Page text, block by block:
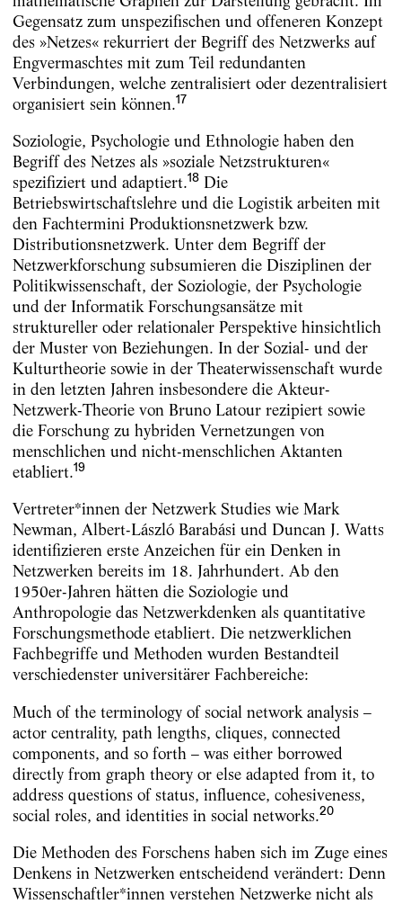
Gegensatz zum unspezifischen und offeneren Konzept
des »Netzes« rekurriert der Begriff des Netzwerks auf
Engvermaschtes mit zum Teil redundanten
Verbindungen, welche zentralisiert oder dezentralisiert
organisiert sein können.17
Soziologie, Psychologie und Ethnologie haben den
Begriff des Netzes als »soziale Netzstrukturen«
spezifiziert und adaptiert.18Die
Betriebswirtschaftslehre und die Logistik arbeiten mit
den Fachtermini Produktionsnetzwerk bzw.
Distributionsnetzwerk. Unter dem Begriff der
Netzwerkforschung subsumieren die Disziplinen der
Politikwissenschaft, der Soziologie, der Psychologie
und der Informatik Forschungsansätze mit
struktureller oder relationaler Perspektive hinsichtlich
der Muster von Beziehungen. In der Sozial- und der
Kulturtheorie sowie in der Theaterwissenschaft wurde
in den letzten Jahren insbesondere die Akteur-
Netzwerk-Theorie von Bruno Latour rezipiert sowie
die Forschung zu hybriden Vernetzungen von
menschlichen und nicht-menschlichen Aktanten
etabliert.19
Vertreter*innen der Netzwerk Studies wie Mark
Newman, Albert-László Barabási und Duncan J. Watts
identifizieren erste Anzeichen für ein Denken in
Netzwerken bereits im 18. Jahrhundert. Ab den
1950er-Jahren hätten die Soziologie und
Anthropologie das Netzwerkdenken als quantitative
Forschungsmethode etabliert. Die netzwerklichen
Fachbegriffe und Methoden wurden Bestandteil
verschiedenster universitärer Fachbereiche:
Much of the terminology of social network analysis –
actor centrality, path lengths, cliques, connected
components, and so forth – was either borrowed
directly from graph theory or else adapted from it, to
address questions of status, influence, cohesiveness,
social roles, and identities in social networks.20
Die Methoden des Forschens haben sich im Zuge eines
Denkens in Netzwerken entscheidend verändert: Denn
Wissenschaftler*innen verstehen Netzwerke nicht als